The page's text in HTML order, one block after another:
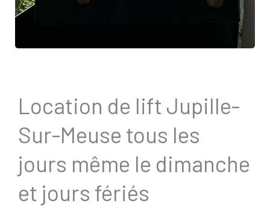
Location de lift Jupille-
Sur-Meuse tous les
jours même le dimanche
et jours fériés